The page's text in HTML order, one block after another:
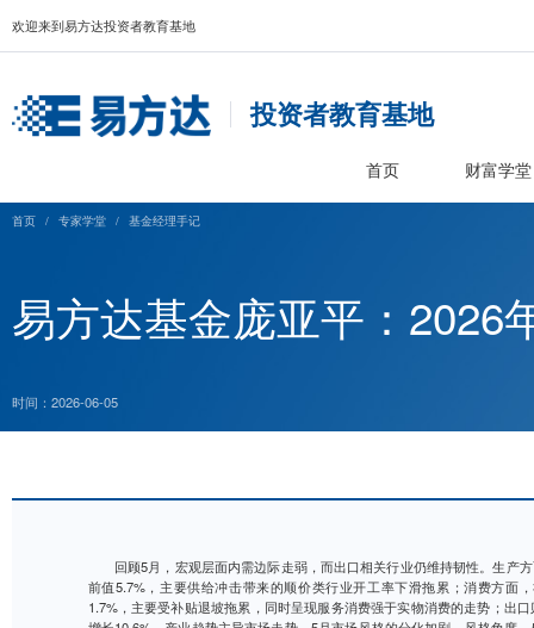
欢迎来到易方达投资者教育基地
投资者教育基
首页
易方达基金庞亚平
时间：2026-06-05